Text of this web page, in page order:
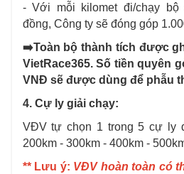
- Với mỗi kilomet đi/chạy bộ
đồng, Công ty sẽ đóng góp
➡️Toàn bộ thành tích được
VietRace365. Số tiền quyên
VNĐ sẽ được dùng để phẫu
4. Cự ly giải chạy:
VĐV tự chọn 1 trong 5 cự ly
200km - 300km - 400km -
** Lưu ý: VĐV hoàn toàn có